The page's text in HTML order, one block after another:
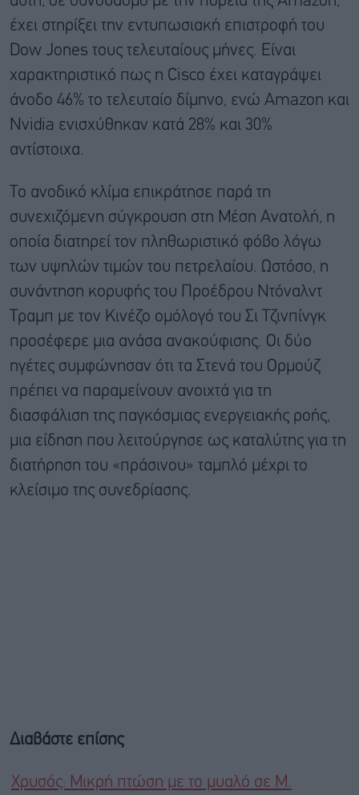
έχει στηρίξει την εντυπωσιακή επιστροφή του
Dow Jones τους τελευταίους μήνες. Είναι
χαρακτηριστικό πως η Cisco έχει καταγράψει
άνοδο 46% το τελευταίο δίμηνο, ενώ Amazon και
Nvidia ενισχύθηκαν κατά 28% και 30%
αντίστοιχα.
Το ανοδικό κλίμα επικράτησε παρά τη
συνεχιζόμενη σύγκρουση στη Μέση Ανατολή, η
οποία διατηρεί τον πληθωριστικό φόβο λόγω
των υψηλών τιμών του πετρελαίου. Ωστόσο, η
συνάντηση κορυφής του Προέδρου Ντόναλντ
Τραμπ με τον Κινέζο ομόλογό του Σι Τζινπίνγκ
προσέφερε μια ανάσα ανακούφισης. Οι δύο
ηγέτες συμφώνησαν ότι τα Στενά του Ορμούζ
πρέπει να παραμείνουν ανοιχτά για τη
διασφάλιση της παγκόσμιας ενεργειακής ροής,
μια είδηση που λειτούργησε ως καταλύτης για τη
διατήρηση του «πράσινου» ταμπλό μέχρι το
κλείσιμο της συνεδρίασης.
Διαβάστε επίσης
Χρυσός: Μικρή πτώση με το μυαλό σε Μ.